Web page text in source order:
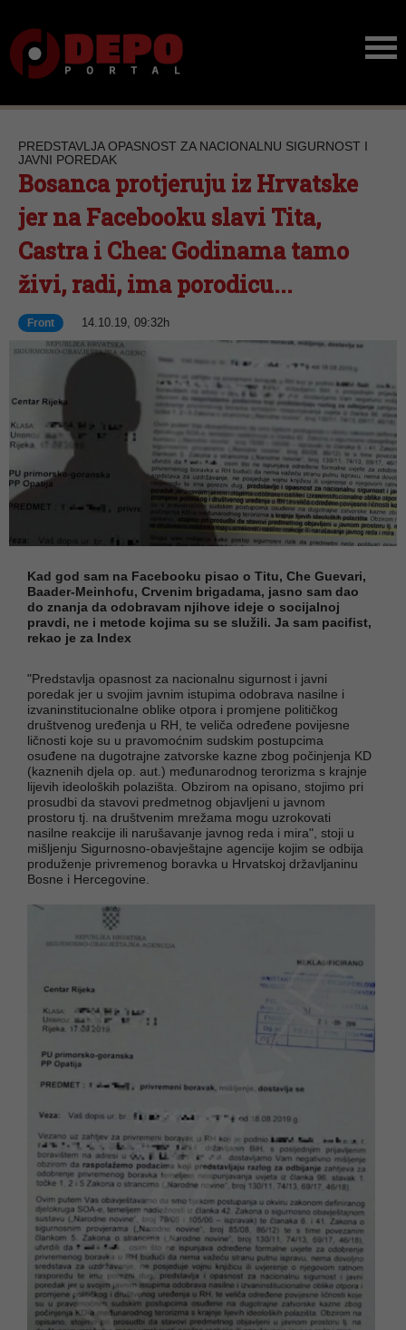
PREDSTAVLJA OPASNOST ZA NACIONALNU SIGURNOST I
JAVNI POREDAK
Bosanca protjeruju iz Hrvatske
jer na Facebooku slavi Tita,
Castra i Chea: Godinama tamo
živi, radi, ima porodicu...
Front 14.10.19, 09:32h
Kad god sam na Facebooku pisao o Titu, Che Guevari,
Baader-Meinhofu, Crvenim brigadama, jasno sam dao
do znanja da odobravam njihove ideje o socijalnoj
pravdi, ne i metode kojima su se služili. Ja sam pacifist,
rekao je za Index
"Predstavlja opasnost za nacionalnu sigurnost i javni
poredak jer u svojim javnim istupima odobrava nasilne i
izvaninstitucionalne oblike otpora i promjene političkog
društvenog uređenja u RH, te veliča određene povijesne
ličnosti koje su u pravomoćnim sudskim postupcima
osuđene na dugotrajne zatvorske kazne zbog počinjenja KD
(kaznenih djela op. aut.) međunarodnog terorizma s krajnje
lijevih ideoloških polazišta. Obzirom na opisano, stojimo pri
prosudbi da stavovi predmetnog objavljeni u javnom
prostoru tj. na društvenim mrežama mogu uzrokovati
nasilne reakcije ili narušavanje javnog reda i mira", stoji u
mišljenju Sigurnosno-obavještajne agencije kojim se odbija
produženje privremenog boravka u Hrvatskoj državljaninu
Bosne i Hercegovine.